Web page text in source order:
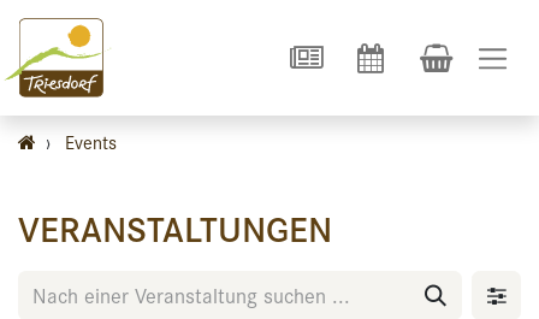
› Events
VERANSTALTUNGEN